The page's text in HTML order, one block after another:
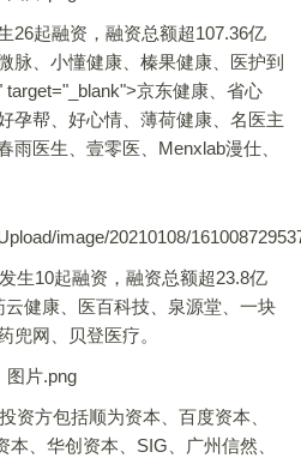
起融资，融资总额超107.36亿
脉、小懂健康、榛果健康、医护到
京东健康、省心
孕帮、好心情、薄荷健康、名医主
雨医生、壹零医、Menxlab漫仕、
10起融资，融资总额超23.8亿
健康、医百科技、泉源堂、一块
兜网、贝登医疗。
方包括顺为资本、百度资本、
、华创资本、SIG、广州信然、